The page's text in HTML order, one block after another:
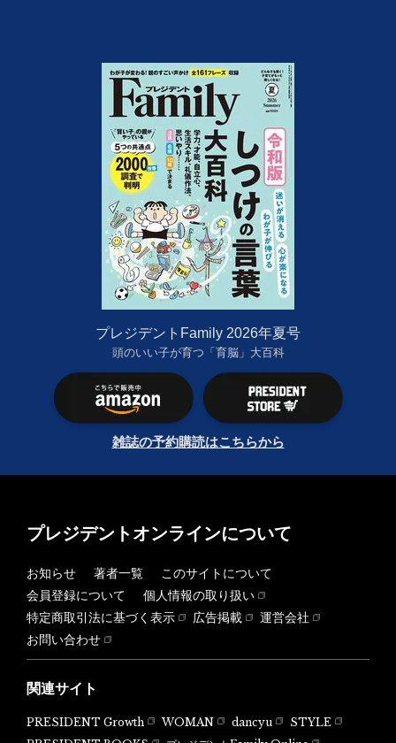
プレジデントFamily 2026年夏号
頭のいい子が育つ「育脳」大百科
雑誌の予約購読はこちらから
プレジデントオンラインについて
お知らせ 著者一覧
このサイトについて
会員登録について
個人情報の取り扱い
特定商取引法に基づく表示
広告掲載
運営会社
お問い合わせ
関連サイト
PRESIDENT Growth WOMAN dancyu
STYLE